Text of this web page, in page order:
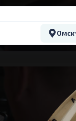
Омск